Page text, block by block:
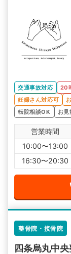
交通事故対応 20
妊婦さん対応可
転院相談OK
お見
営業時間
10:00〜13:00
16:30〜20:30
整骨院・接骨院
四条烏丸中